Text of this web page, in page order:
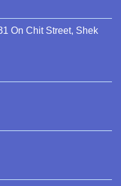
On Chit Street, Shek